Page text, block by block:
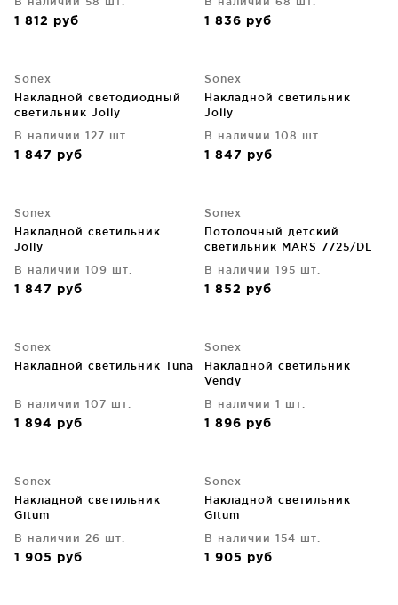
1 812 руб 1 836 руб
Sonex
Накладной светодиодный
светильник Jolly
В наличии 127 шт.
1 847 руб
Sonex
Накладной светильник
Jolly
В наличии 108 шт.
1 847 руб
Sonex
Накладной светильник
Jolly
В наличии 109 шт.
1 847 руб
Sonex
Потолочный детский
светильник MARS 7725/DL
В наличии 195 шт.
1 852 руб
Sonex
Накладной светильник Tuna
В наличии 107 шт.
1 894 руб
Sonex
Накладной светильник
Vendy
В наличии 1 шт.
1 896 руб
Sonex
Накладной светильник
Gitum
В наличии 26 шт.
1 905 руб
Sonex
Накладной светильник
Gitum
В наличии 154 шт.
1 905 руб